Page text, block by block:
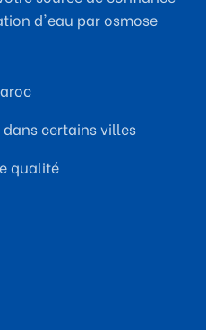
d'eau par osmose
certains villes
qualité